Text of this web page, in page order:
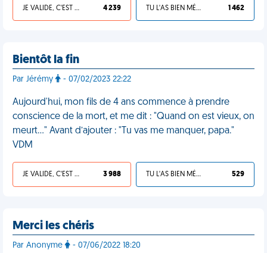
JE VALIDE, C'EST UNE VDM 4 239 TU L'AS BIEN MÉRITÉ 1 462
Bientôt la fin
Par Jérémy - 07/02/2023 22:22
Aujourd'hui, mon fils de 4 ans commence à prendre
conscience de la mort, et me dit : "Quand on est vieux, on
meurt…" Avant d’ajouter : "Tu vas me manquer, papa."
VDM
JE VALIDE, C'EST UNE VDM 3 988 TU L'AS BIEN MÉRITÉ 529
Merci les chéris
Par Anonyme - 07/06/2022 18:20